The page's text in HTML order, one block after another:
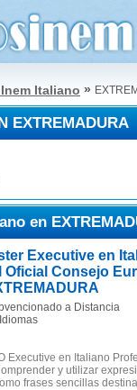
Italiano »
EXTREMADURA
en
Executive en
Oficial Consejo
a Distancia
Executive en Italiano
y utilizar
frases sencillas